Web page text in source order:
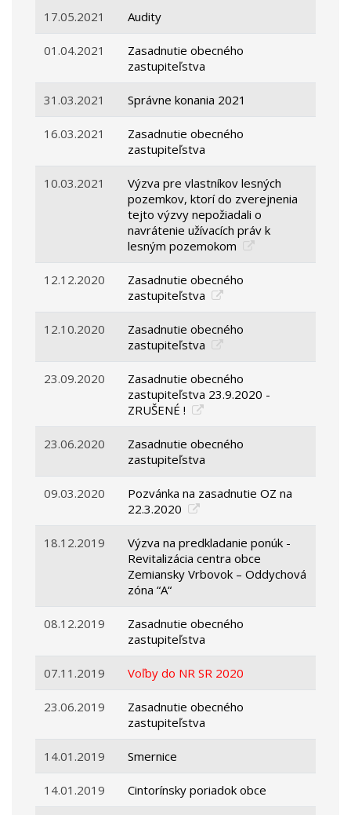
17.05.2021 Audity
01.04.2021
Zasadnutie obecného
zastupiteľstva
31.03.2021 Správne konania 2021
16.03.2021
Zasadnutie obecného
zastupiteľstva
10.03.2021
Výzva pre vlastníkov lesných
pozemkov, ktorí do zverejnenia
tejto výzvy nepožiadali o
navrátenie užívacích práv k
lesným pozemokom
12.12.2020
Zasadnutie obecného
zastupiteľstva
12.10.2020
Zasadnutie obecného
zastupiteľstva
23.09.2020
Zasadnutie obecného
zastupiteľstva 23.9.2020 -
ZRUŠENÉ !
23.06.2020
Zasadnutie obecného
zastupiteľstva
09.03.2020
Pozvánka na zasadnutie OZ na
22.3.2020
18.12.2019
Výzva na predkladanie ponúk -
Revitalizácia centra obce
Zemiansky Vrbovok – Oddychová
zóna “A“
08.12.2019
Zasadnutie obecného
zastupiteľstva
07.11.2019 Voľby do NR SR 2020
23.06.2019
Zasadnutie obecného
zastupiteľstva
14.01.2019 Smernice
14.01.2019 Cintorínsky poriadok obce